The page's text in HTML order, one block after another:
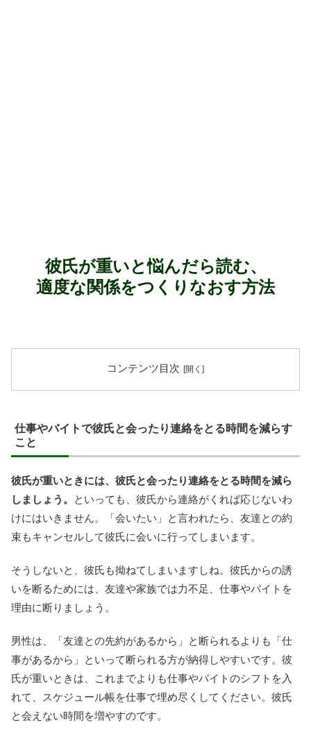
彼氏が重いと悩んだら読む、
適度な関係をつくりなおす方法
コンテンツ目次
仕事やバイトで彼氏と会ったり連絡をとる時間を減らす
こと
彼氏が重いときには、彼氏と会ったり連絡をとる時間を減ら
しましょう。
といっても、彼氏から連絡がくれば応じないわ
けにはいきません。「会いたい」と言われたら、友達との約
束もキャンセルして彼氏に会いに行ってしまいます。
そうしないと、彼氏も拗ねてしまいますしね。彼氏からの誘
いを断るためには、友達や家族では力不足、仕事やバイトを
理由に断りましょう。
男性は、「友達との先約があるから」と断られるよりも「仕
事があるから」といって断られる方が納得しやすいです。彼
氏が重いときは、これまでよりも仕事やバイトのシフトを入
れて、スケジュール帳を仕事で埋め尽くしてください。彼氏
と会えない時間を増やすのです。